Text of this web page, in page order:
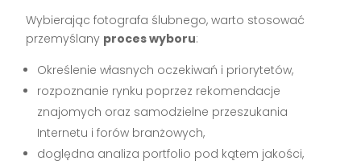
Wybierając fotografa ślubnego, warto stosować
przemyślany proces wyboru:
Określenie własnych oczekiwań i priorytetów,
rozpoznanie rynku poprzez rekomendacje
znajomych oraz samodzielne przeszukania
Internetu i forów branżowych,
doględna analiza portfolio pod kątem jakości,